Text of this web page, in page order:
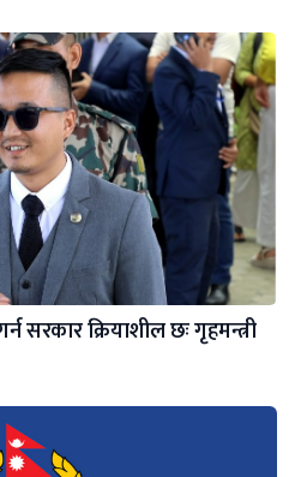
सरकार क्रियाशील छः गृहमन्त्री